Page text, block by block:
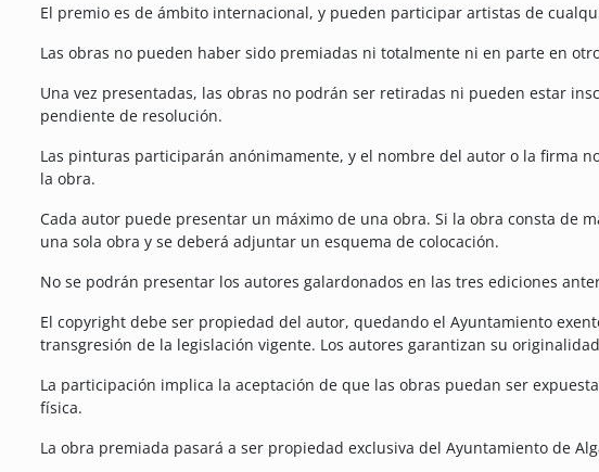
El premio es de ámbito internacional, y pueden participar artistas de
Las obras no pueden haber sido premiadas ni totalmente ni en parte en
Una vez presentadas, las obras no podrán ser retiradas ni pueden estar
pendiente de resolución.
Las pinturas participarán anónimamente, y el nombre del autor o la firma
la obra.
Cada autor puede presentar un máximo de una obra. Si la obra consta de
una sola obra y se deberá adjuntar un esquema de colocación.
No se podrán presentar los autores galardonados en las tres ediciones
El copyright debe ser propiedad del autor, quedando el Ayuntamiento
transgresión de la legislación vigente. Los autores garantizan su
La participación implica la aceptación de que las obras puedan ser
física.
La obra premiada pasará a ser propiedad exclusiva del Ayuntamiento de